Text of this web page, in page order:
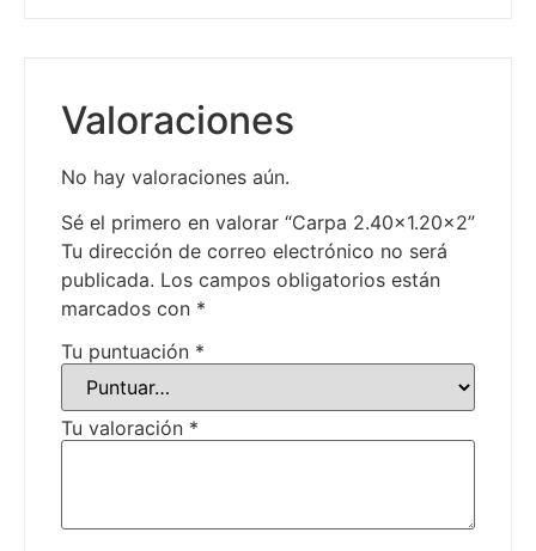
Valoraciones
No hay valoraciones aún.
Sé el primero en valorar “Carpa 2.40×1.20×2”
Tu dirección de correo electrónico no será
publicada. Los campos obligatorios están
marcados con *
Tu puntuación *
Tu valoración *